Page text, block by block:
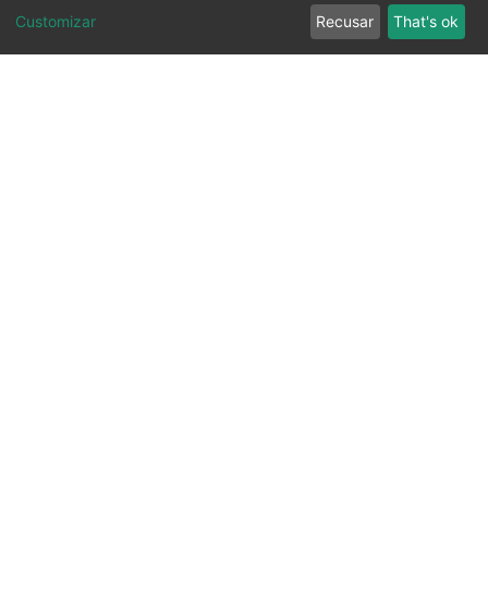
Customizar Recusar That's ok